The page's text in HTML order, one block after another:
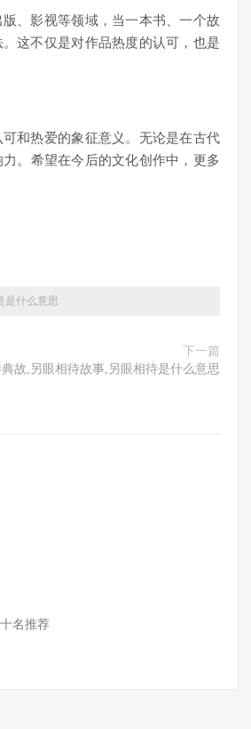
、影视等领域，当一本书、一个故
这不仅是对作品热度的认可，也是
和热爱的象征意义。无论是在古代
。希望在今后的文化创作中，更多
是什么意思
下一篇
典故,另眼相待故事,另眼相待是什么意思
名推荐